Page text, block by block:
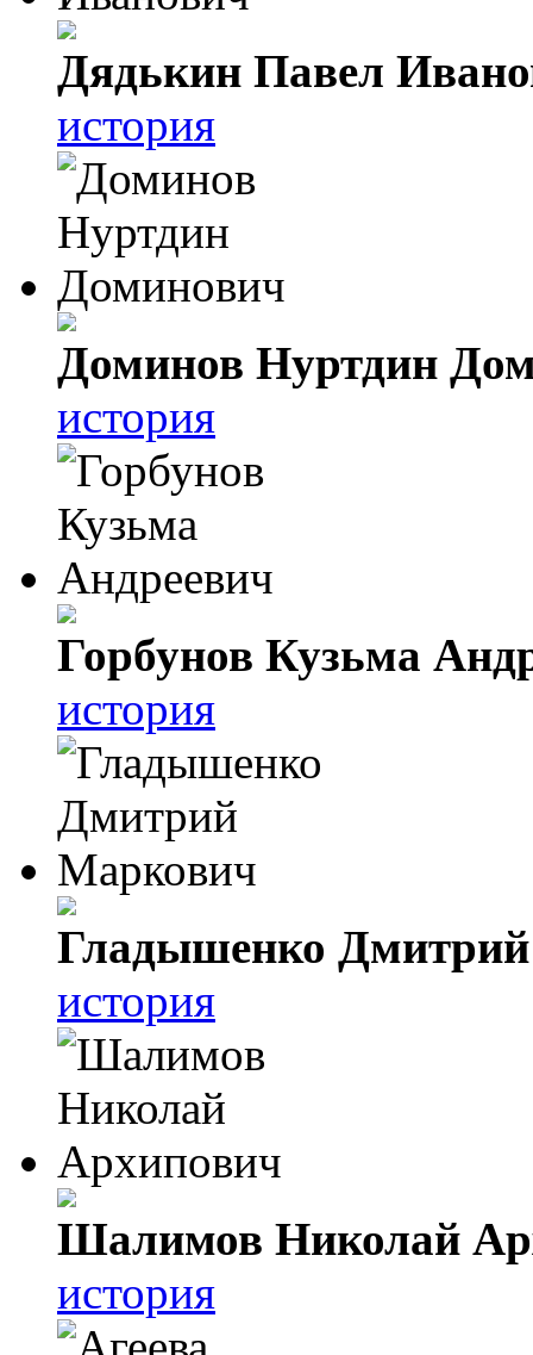
Дядькин Павел
история
Доминов Нуртдин
история
Горбунов Кузьма
история
Гладышенко
история
Шалимов Николай
история